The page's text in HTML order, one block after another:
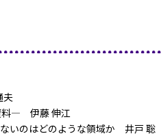
夫
料― 伊藤 伸江
いのはどのような領域か 井戸 聡